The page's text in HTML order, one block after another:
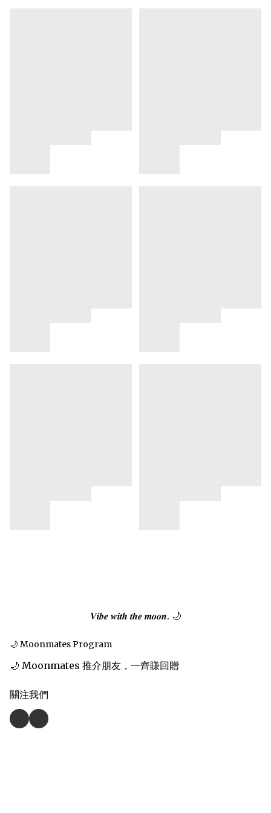
𝑽𝒊𝒃𝒆 𝒘𝒊𝒕𝒉 𝒕𝒉𝒆 𝒎𝒐𝒐𝒏. 🌙
🌙 Moonmates Program
🌙 Moonmates 推介朋友，一齊賺回贈
關注我們